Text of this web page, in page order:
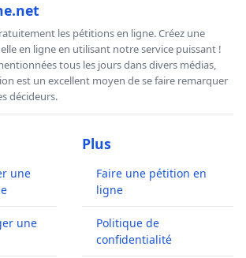
les pétitions en ligne. Créez une
en ligne en utilisant notre service puissant !
tous les jours dans divers médias,
est un excellent moyen de se faire remarquer
décideurs.
une
une
Plus
Faire une pétition en
ligne
Politique de
confidentialité